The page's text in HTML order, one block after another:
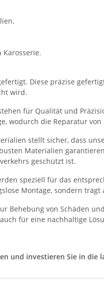
Karosserie.
Diese präzise
wird.
für Qualität und
wodurch die Reparatur
stellt sicher, dass
Materialien
geschützt ist.
speziell für das
Montage, sondern
Behebung von Schäden
für eine nachhaltige
und investieren Sie in die